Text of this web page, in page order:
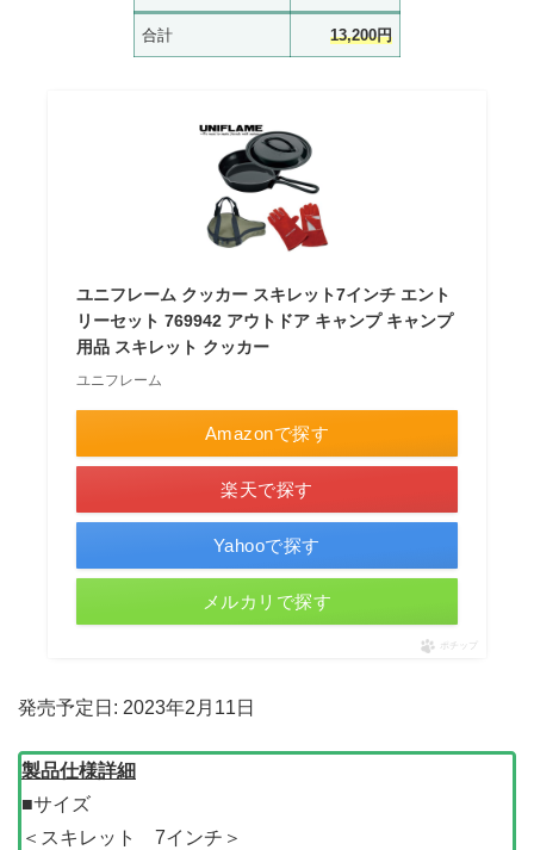
合計 13,200円
ユニフレーム クッカー スキレット7インチ エント
リーセット 769942 アウトドア キャンプ キャンプ
用品 スキレット クッカー
ユニフレーム
Amazonで探す
楽天で探す
Yahooで探す
メルカリで探す
ポチップ
発売予定日: 2023年2月11日
製品仕様詳細
■サイズ
＜スキレット 7インチ＞